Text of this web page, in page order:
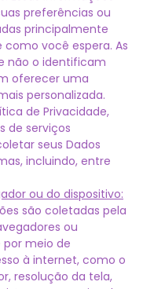
preferências ou
principalmente
você espera. As
não o identificam
oferecer uma
personalizada.
de Privacidade,
de serviços
seus Dados
incluindo, entre
ou do dispositivo:
são coletadas pela
ou
meio de
à internet, como o
resolução da tela,